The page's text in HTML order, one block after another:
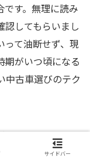
です。無理に読み
認してもらいまし
って油断せず、現
期がいつ頃になる
中古車選びのテク
するエンジンの
サイドバー